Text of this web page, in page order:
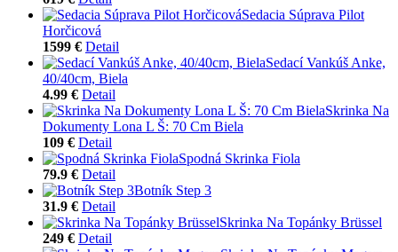
Sedacia Súprava Pilot
Horčicová
1599 € Detail
Sedací Vankúš Anke,
40/40cm, Biela
4.99 € Detail
Skrinka Na
Dokumenty Lona L Š: 70 Cm Biela
109 € Detail
Spodná Skrinka Fiola
79.9 € Detail
Botník Step 3
31.9 € Detail
Skrinka Na Topánky Brüssel
249 € Detail